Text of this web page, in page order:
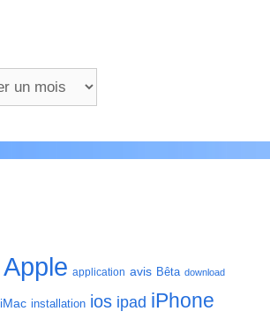
Apple application avis Bêta download
iMac installation ios ipad iPhone